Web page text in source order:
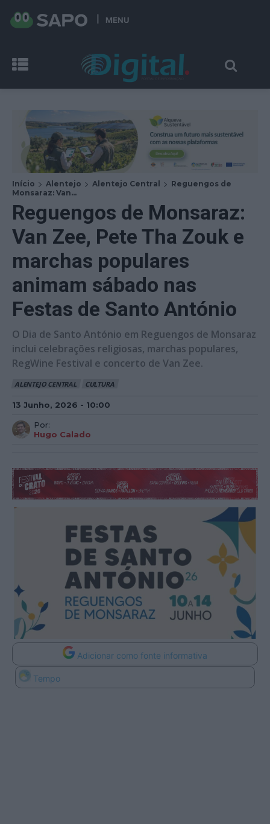
MENU
Início Alentejo Alentejo Central
Reguengos de
Monsaraz: Van...
Reguengos de Monsaraz:
Van Zee, Pete Tha Zouk e
marchas populares
animam sábado nas
Festas de Santo António
O Dia de Santo António em Reguengos de Monsaraz
inclui celebrações religiosas, marchas populares,
RegWine Festival e concerto de Van Zee.
ALENTEJO CENTRAL CULTURA
13 Junho, 2026 - 10:00
Por:
Hugo Calado
Adicionar como fonte informativa
Tempo